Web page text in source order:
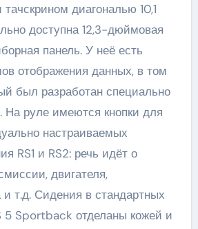
диагональю 10,1
доступна 12,3-дюймовая
панель. У неё есть
отображения данных, в том
был разработан специально
На руле имеются кнопки для
настраиваемых
RS1 и RS2: речь идёт о
двигателя,
т.д. Сидения в стандартных
5 Sportback отделаны кожей и